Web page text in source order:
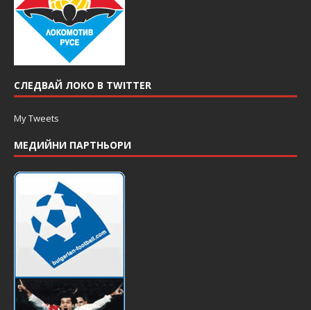
СЛЕДВАЙ ЛОКО В TWITTER
My Tweets
МЕДИЙНИ ПАРТНЬОРИ